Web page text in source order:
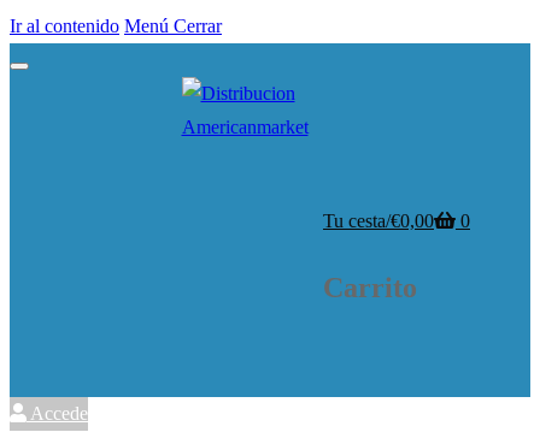
Ir al contenido Menú Cerrar
Tu cesta/€0,00 0
Carrito
Accede